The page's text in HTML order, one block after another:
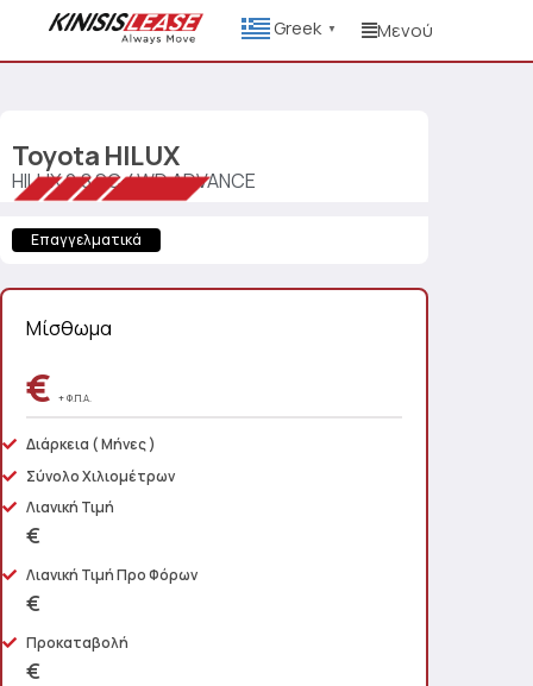
Greek ▼ Μενού
Toyota HILUX
HILUX 2.8 SC 4WD ADVANCE
Επαγγελματικά
Μίσθωμα
€ + Φ.Π.Α.
Διάρκεια ( Μήνες )
Σύνολο Χιλιομέτρων
Λιανική Τιμή
€
Λιανική Τιμή Προ Φόρων
€
Προκαταβολή
€